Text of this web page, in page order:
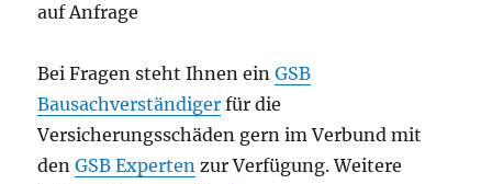
auf Anfrage
Bei Fragen steht Ihnen einGSB
Bausachverständiger für die
Versicherungsschäden gern im Verbund mit
denGSB Experten zur Verfügung. Weitere